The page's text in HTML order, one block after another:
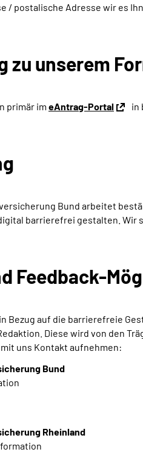
/ postalische Adresse wir es
zu unserem
primär im eAntrag-Portal in
Bund arbeitet
barrierefrei gestalten. Wir
Feedback-
Bezug auf die barrierefreie
Diese wird von den
uns Kontakt aufnehmen:
Bund
Rheinland